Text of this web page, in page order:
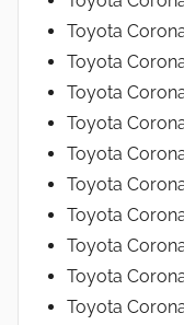
Toyota
Toyota
Toyota
Toyota
Toyota
Toyota
Toyota
Toyota
Toyota
Toyota